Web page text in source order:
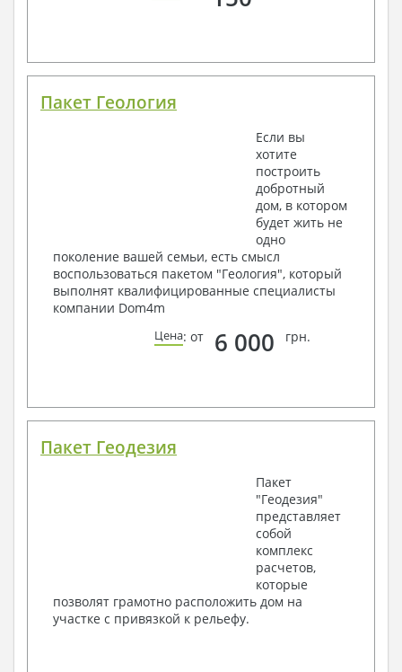
Пакет Геология
Если вы
хотите
построить
добротный
дом, в котором
будет жить не
одно
поколение вашей семьи, есть смысл
воспользоваться пакетом "Геология", который
выполнят квалифицированные специалисты
компании Dom4m
Цена: от 6 000 грн.
Пакет Геодезия
Пакет
"Геодезия"
представляет
собой
комплекс
расчетов,
которые
позволят грамотно расположить дом на
участке с привязкой к рельефу.